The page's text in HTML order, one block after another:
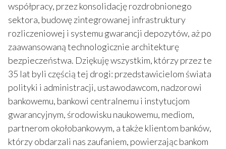
współpracy, przez konsolidację rozdrobnionego
sektora, budowę zintegrowanej infrastruktury
rozliczeniowej i systemu gwarancji depozytów, aż po
zaawansowaną technologicznie architekturę
bezpieczeństwa. Dziękuję wszystkim, którzy przez te
35 lat byli częścią tej drogi: przedstawicielom świata
polityki i administracji, ustawodawcom, nadzorowi
bankowemu, bankowi centralnemu i instytucjom
gwarancyjnym, środowisku naukowemu, mediom,
partnerom okołobankowym, a także klientom banków,
którzy obdarzali nas zaufaniem, powierzając bankom